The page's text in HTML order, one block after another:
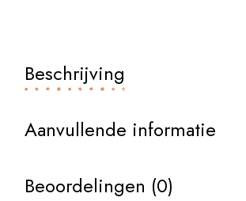
Beschrijving
Aanvullende informatie
Beoordelingen (0)